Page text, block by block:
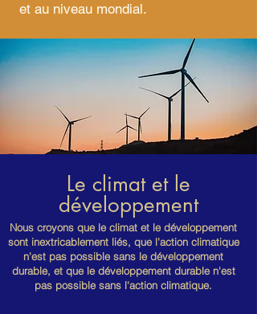
et au niveau mondial.
Le climat et le
développement
Nous croyons que le climat et le développement
sont inextricablement liés, que l'action climatique
n'est pas possible sans le développement
durable, et que le développement durable n'est
pas possible sans l'action climatique.